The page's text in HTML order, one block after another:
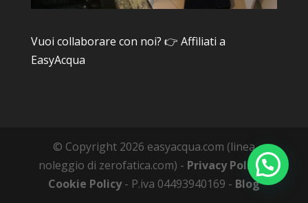
Vuoi collaborare con noi? 👉 Affìliati a
EasyAcqua
© Copyright 2026 easyacqua.com (linea
noleggio di zerofatica.com) - Privacy Policy-
Cookie Policy- P.iva 04493940169 - Blog